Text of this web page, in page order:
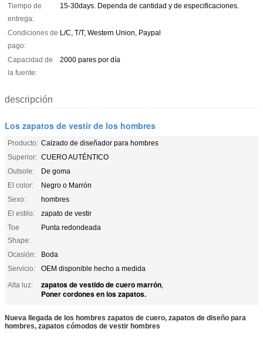
Tiempo de
entrega:
15-30days. Dependa de cantidad y de especificaciones.
Condiciones de
pago:
L/C, T/T, Western Union, Paypal
Capacidad de
la fuente:
2000 pares por día
descripción
Los zapatos de vestir de los hombres
Producto: Calzado de diseñador para hombres
Superior: CUERO AUTÉNTICO
Outsole:
De goma
El color:
Negro o Marrón
Sexo:
hombres
El estilo:
zapato de vestir
Toe
Shape:
Punta redondeada
Ocasión:
Boda
Servicio:
OEM disponible hecho a medida
Alta luz:
zapatos de vestido de cuero marrón,
Poner cordones en los zapatos.
Nueva llegada de los hombres zapatos de cuero, zapatos de diseño para
hombres, zapatos cómodos de vestir hombres